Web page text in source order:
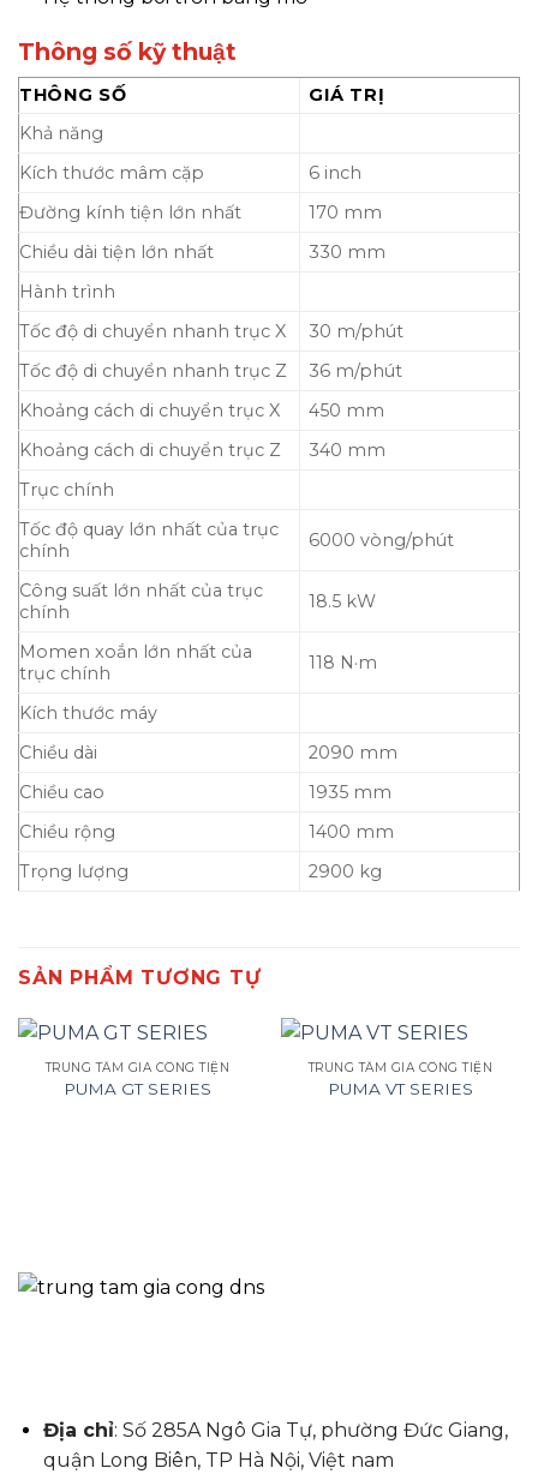
Thông số kỹ thuật
THÔNG SỐ
GIÁ TRỊ
Khả năng
Kích thước mâm cặp
6 inch
Đường kính tiện lớn nhất
170 mm
Chiều dài tiện lớn nhất
330 mm
Hành trình
Tốc độ di chuyển nhanh trục X
30 m/phút
Tốc độ di chuyển nhanh trục Z
36 m/phút
Khoảng cách di chuyển trục X
450 mm
Khoảng cách di chuyển trục Z
340 mm
Trục chính
Tốc độ quay lớn nhất của trục
chính
6000 vòng/phút
Công suất lớn nhất của trục
chính
18.5 kW
Momen xoắn lớn nhất của
trục chính
118 N·m
Kích thước máy
Chiều dài
2090 mm
Chiều cao
1935 mm
Chiều rộng
1400 mm
Trọng lượng
2900 kg
SẢN PHẨM TƯƠNG TỰ
TRUNG TÂM GIA CÔNG TIỆN
PUMA GT SERIES
TRUNG TÂM GIA CÔNG TIỆN
PUMA VT SERIES
Địa chỉ: Số 285A Ngô Gia Tự, phường Đức Giang,
quận Long Biên, TP Hà Nội, Việt nam